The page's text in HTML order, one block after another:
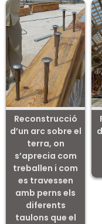
Reconstrucció
d’un arc sobre el
terra, on
s’aprecia com
treballen i com
es travessen
amb perns els
diferents
taulons que el